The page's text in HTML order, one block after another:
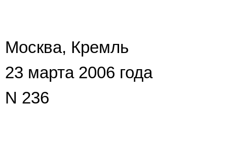
Москва, Кремль
23 марта 2006 года
N 236